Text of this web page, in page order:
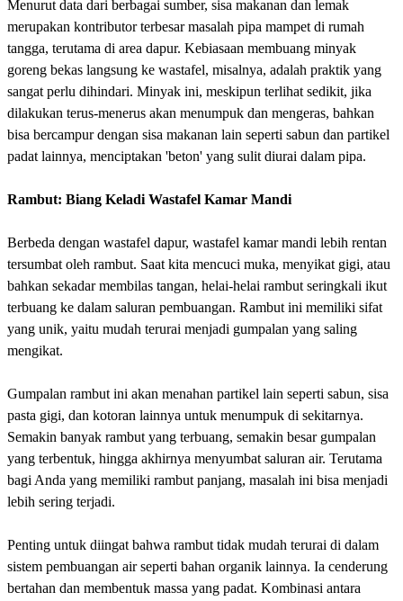
Menurut data dari berbagai sumber, sisa makanan dan lemak
merupakan kontributor terbesar masalah pipa mampet di rumah
tangga, terutama di area dapur. Kebiasaan membuang minyak
goreng bekas langsung ke wastafel, misalnya, adalah praktik yang
sangat perlu dihindari. Minyak ini, meskipun terlihat sedikit, jika
dilakukan terus-menerus akan menumpuk dan mengeras, bahkan
bisa bercampur dengan sisa makanan lain seperti sabun dan partikel
padat lainnya, menciptakan 'beton' yang sulit diurai dalam pipa.
Rambut: Biang Keladi Wastafel Kamar Mandi
Berbeda dengan wastafel dapur, wastafel kamar mandi lebih rentan
tersumbat oleh rambut. Saat kita mencuci muka, menyikat gigi, atau
bahkan sekadar membilas tangan, helai-helai rambut seringkali ikut
terbuang ke dalam saluran pembuangan. Rambut ini memiliki sifat
yang unik, yaitu mudah terurai menjadi gumpalan yang saling
mengikat.
Gumpalan rambut ini akan menahan partikel lain seperti sabun, sisa
pasta gigi, dan kotoran lainnya untuk menumpuk di sekitarnya.
Semakin banyak rambut yang terbuang, semakin besar gumpalan
yang terbentuk, hingga akhirnya menyumbat saluran air. Terutama
bagi Anda yang memiliki rambut panjang, masalah ini bisa menjadi
lebih sering terjadi.
Penting untuk diingat bahwa rambut tidak mudah terurai di dalam
sistem pembuangan air seperti bahan organik lainnya. Ia cenderung
bertahan dan membentuk massa yang padat. Kombinasi antara